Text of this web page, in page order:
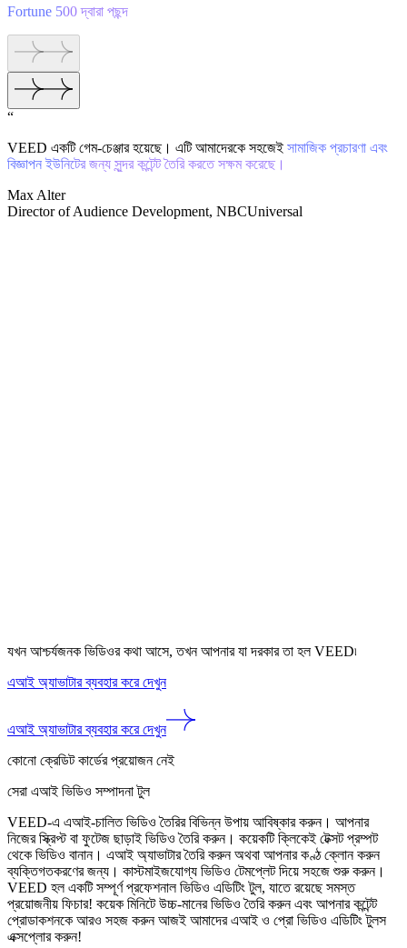
Fortune 500 দ্বারা পছন্দ
“
VEED একটি গেম-চেঞ্জার হয়েছে। এটি আমাদেরকে সহজেই সামাজিক প্রচারণা এবং
বিজ্ঞাপন ইউনিটের জন্য সুন্দর কন্টেন্ট তৈরি করতে সক্ষম করেছে।
Max Alter
Director of Audience Development, NBCUniversal
যখন আশ্চর্যজনক ভিডিওর কথা আসে, তখন আপনার যা দরকার তা হল VEED৷
এআই অ্যাভাটার ব্যবহার করে দেখুন
এআই অ্যাভাটার ব্যবহার করে দেখুন
কোনো ক্রেডিট কার্ডের প্রয়োজন নেই
সেরা এআই ভিডিও সম্পাদনা টুল
VEED-এ এআই-চালিত ভিডিও তৈরির বিভিন্ন উপায় আবিষ্কার করুন। আপনার
নিজের স্ক্রিপ্ট বা ফুটেজ ছাড়াই ভিডিও তৈরি করুন। কয়েকটি ক্লিকেই টেক্সট প্রম্পট
থেকে ভিডিও বানান। এআই অ্যাভাটার তৈরি করুন অথবা আপনার কণ্ঠ ক্লোন করুন
ব্যক্তিগতকরণের জন্য। কাস্টমাইজযোগ্য ভিডিও টেমপ্লেট দিয়ে সহজে শুরু করুন।
VEED হল একটি সম্পূর্ণ প্রফেশনাল ভিডিও এডিটিং টুল, যাতে রয়েছে সমস্ত
প্রয়োজনীয় ফিচার! কয়েক মিনিটে উচ্চ-মানের ভিডিও তৈরি করুন এবং আপনার কন্টেন্ট
প্রোডাকশনকে আরও সহজ করুন আজই আমাদের এআই ও প্রো ভিডিও এডিটিং টুলস
এক্সপ্লোর করুন!